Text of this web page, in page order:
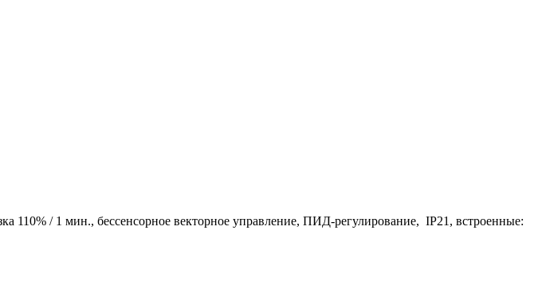
110% / 1 мин., бессенсорное векторное управление, ПИД-регулирование, IP21, встроенные: